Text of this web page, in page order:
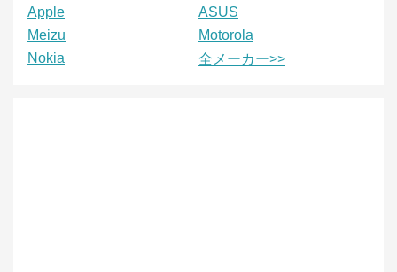
Apple
ASUS
Meizu
Motorola
Nokia
全メーカー>>